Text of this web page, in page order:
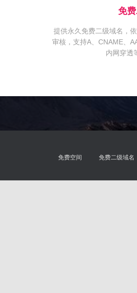
免
提供永久免费二级域名，
审核，支持A、CNAME、
内网穿透
免费空间 免费二级域名